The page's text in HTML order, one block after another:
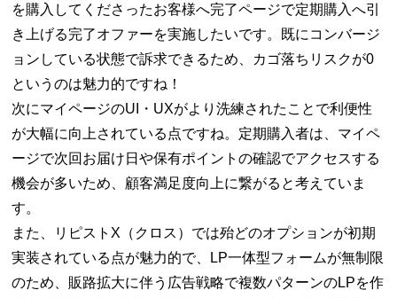
を購入してくださったお客様へ完了ページで定期購入へ引
き上げる完了オファーを実施したいです。既にコンバージ
ョンしている状態で訴求できるため、カゴ落ちリスクが0
というのは魅力的ですね！
次にマイページのUI・UXがより洗練されたことで利便性
が大幅に向上されている点ですね。定期購入者は、マイペ
ージで次回お届け日や保有ポイントの確認でアクセスする
機会が多いため、顧客満足度向上に繋がると考えていま
す。
また、リピストX（クロス）では殆どのオプションが初期
実装されている点が魅力的で、LP一体型フォームが無制限
のため、販路拡大に伴う広告戦略で複数パターンのLPを作